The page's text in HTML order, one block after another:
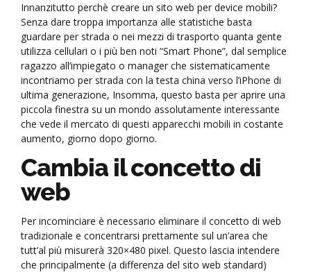
Innanzitutto perchè creare un sito web per device mobili?
Senza dare troppa importanza alle statistiche basta
guardare per strada o nei mezzi di trasporto quanta gente
utilizza cellulari o i più ben noti “Smart Phone”, dal semplice
ragazzo all’impiegato o manager che sistematicamente
incontriamo per strada con la testa china verso l’iPhone di
ultima generazione, Insomma, questo basta per aprire una
piccola finestra su un mondo assolutamente interessante
che vede il mercato di questi apparecchi mobili in costante
aumento, giorno dopo giorno.
Cambia il concetto di
web
Per incominciare è necessario eliminare il concetto di web
tradizionale e concentrarsi prettamente sul un’area che
tutt’al più misurerà 320×480 pixel. Questo lascia intendere
che principalmente (a differenza del sito web standard)